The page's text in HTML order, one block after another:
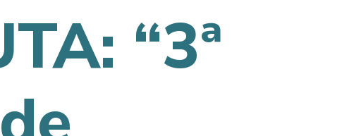
“3ª